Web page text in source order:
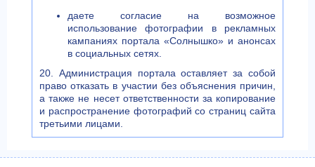
даете согласие на возможное
использование фотографии в рекламных
кампаниях портала «Солнышко» и анонсах
в социальных сетях.
20. Администрация портала оставляет за собой
право отказать в участии без объяснения причин,
а также не несет ответственности за копирование
и распространение фотографий со страниц сайта
третьими лицами.